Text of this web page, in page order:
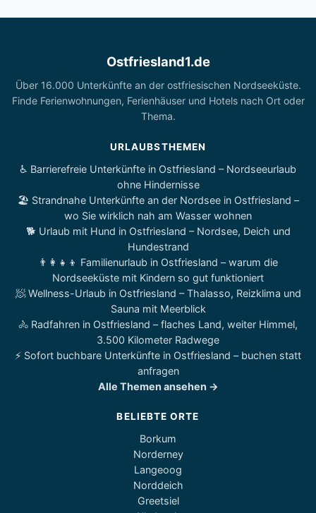
Ostfriesland1.de
Über 16.000 Unterkünfte an der ostfriesischen Nordseeküste.
Finde Ferienwohnungen, Ferienhäuser und Hotels nach Ort oder
Thema.
URLAUBSTHEMEN
♿ Barrierefreie Unterkünfte in Ostfriesland – Nordseeurlaub
ohne Hindernisse
🏖️ Strandnahe Unterkünfte an der Nordsee in Ostfriesland –
wo Sie wirklich nah am Wasser wohnen
🐕 Urlaub mit Hund in Ostfriesland – Nordsee, Deich und
Hundestrand
👨‍👩‍👧‍👦 Familienurlaub in Ostfriesland – warum die
Nordseeküste mit Kindern so gut funktioniert
🧖 Wellness-Urlaub in Ostfriesland – Thalasso, Reizklima und
Sauna mit Meerblick
🚴 Radfahren in Ostfriesland – flaches Land, weiter Himmel,
3.500 Kilometer Radwege
⚡ Sofort buchbare Unterkünfte in Ostfriesland – buchen statt
anfragen
Alle Themen ansehen →
BELIEBTE ORTE
Borkum
Norderney
Langeoog
Norddeich
Greetsiel